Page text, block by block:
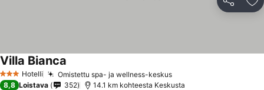
Jaa
3 Tähtiluokitus
Hotelli Omistettu spa- ja wellness-keskusKatso hinnat
Villa Bianca
8,8 Loistava 352 14.1 km kohteesta Keskusta